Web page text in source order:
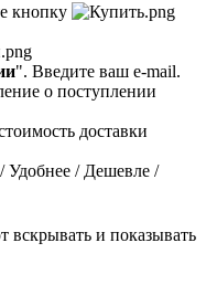
кнопку
". Введите ваш e-mail.
о поступлении
доставки
Удобнее / Дешевле /
вскрывать и показывать